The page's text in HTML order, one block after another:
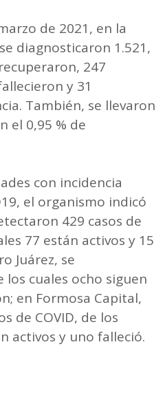
de 2021, en la
diagnosticaron 1.521,
247
y 31
También, se llevaron
el 0,95 % de
con incidencia
el organismo indicó
429 casos de
77 están activos y 15
Juárez, se
cuales ocho siguen
en Formosa Capital,
de COVID, de los
activos y uno falleció.